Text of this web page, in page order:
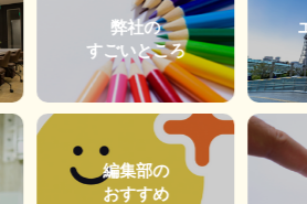
弊社の
すごいところ
編集部の
おすすめ